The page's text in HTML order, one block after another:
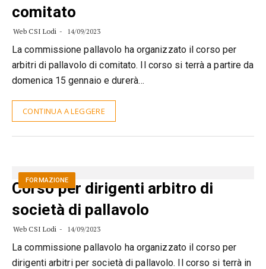
comitato
Web CSI Lodi 14/09/2023
La commissione pallavolo ha organizzato il corso per
arbitri di pallavolo di comitato. Il corso si terrà a partire da
domenica 15 gennaio e durerà…
CONTINUA A LEGGERE
FORMAZIONE
Corso per dirigenti arbitro di
società di pallavolo
Web CSI Lodi 14/09/2023
La commissione pallavolo ha organizzato il corso per
dirigenti arbitri per società di pallavolo. Il corso si terrà in